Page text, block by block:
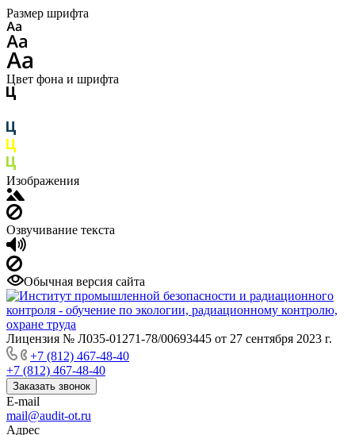
Размер шрифта
Цвет фона и шрифта
Изображения
Озвучивание текста
Обычная версия сайта
Лицензия № Л035-01271-78/00693445 от 27 сентября 2023 г.
+7 (812) 467-48-40
+7 (812) 467-48-40
Заказать звонок
E-mail
mail@audit-ot.ru
Адрес